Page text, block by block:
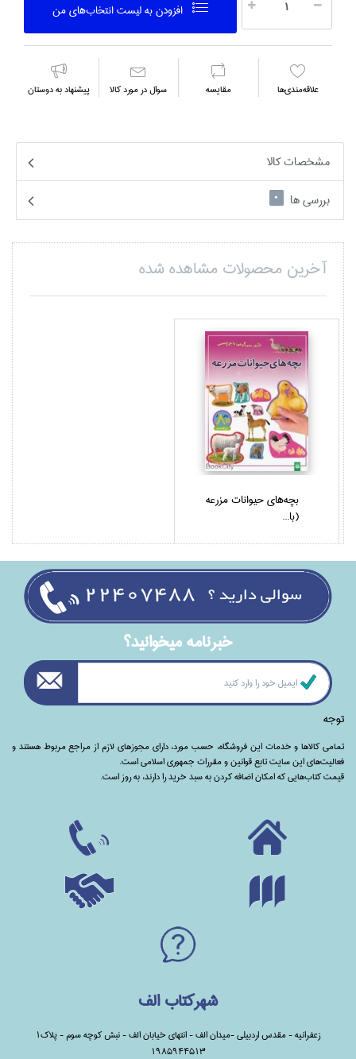
افزودن به ليست انتخاب‌هاي من
علاقه‌مندي‌ها مقايسه سوال در مورد كالا پیشنهاد به دوستان
مشخصات کالا
بررسی ها
0
آخرین محصولات مشاهده شده
بچه‌هاي حيوانات مزرعه
(با...
خبرنامه ميخوانيد؟
توجه
تمامی‌ کالاها و خدمات این فروشگاه، حسب مورد،‌ دارای مجوزهای لازم از مراجع مربوط هستند ‌و‌‌
فعالیت‌های این سایت تابع قوانین و مقررات جمهوری اسلامی است.
قیمت کتاب‌هایی که امکان اضافه کردن به سبد خرید را دارند،‌ به روز است.
شهرکتاب الف
زعفرانیه - مقدس اردبیلی -میدان الف - انتهای خیابان الف - نبش کوچه سوم - پلاک1
1985944513